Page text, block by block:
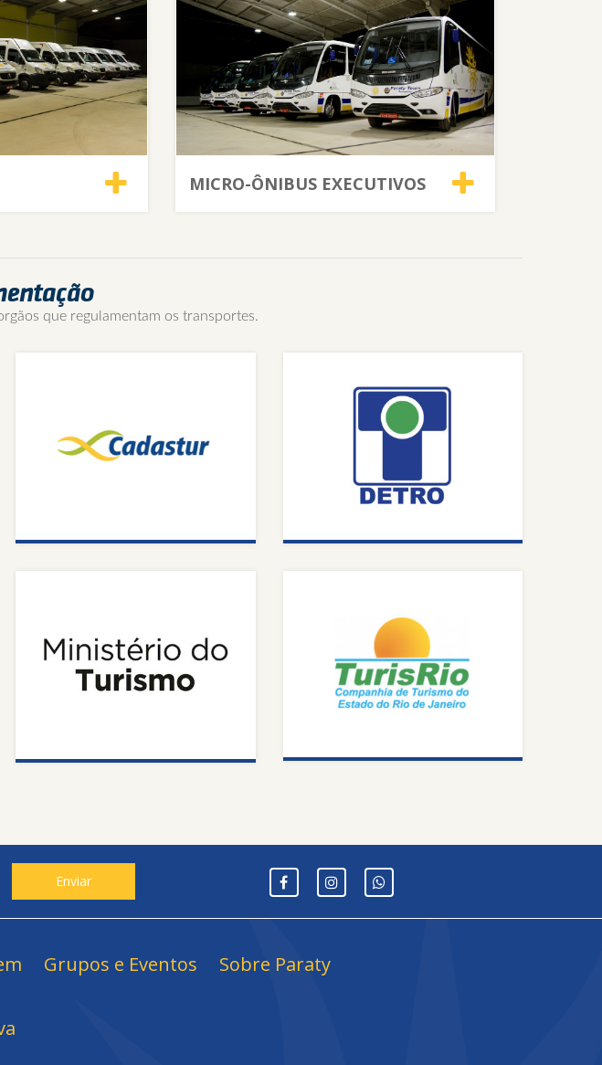
MICRO-ÔNIBUS EXECUTIVOS
que regulamentam os transportes.
Grupos e Eventos Sobre Paraty